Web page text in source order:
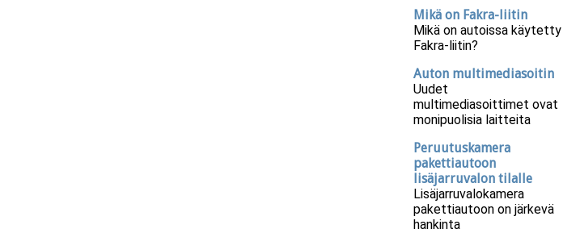
Mikä on Fakra-liitin
Mikä on autoissa käytetty
Fakra-liitin?
Auton multimediasoitin
Uudet
multimediasoittimet ovat
monipuolisia laitteita
Peruutuskamera
pakettiautoon
lisäjarruvalon tilalle
Lisäjarruvalokamera
pakettiautoon on järkevä
hankinta